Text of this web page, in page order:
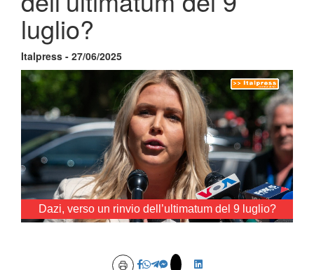
luglio?
Italpress - 27/06/2025
Dazi, verso un rinvio dell’ultimatum del 9 luglio?
Unmute Loaded: